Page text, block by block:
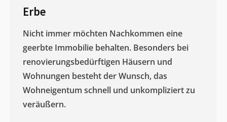
Erbe
Nicht immer möchten Nachkommen eine
geerbte Immobilie behalten. Besonders bei
renovierungsbedürftigen Häusern und
Wohnungen besteht der Wunsch, das
Wohneigentum schnell und unkompliziert zu
veräußern. ​